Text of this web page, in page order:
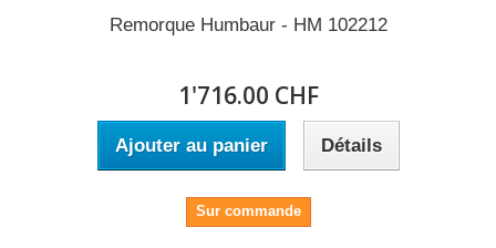
Remorque Humbaur - HM 102212
1'716.00 CHF
Ajouter au panier Détails
Sur commande